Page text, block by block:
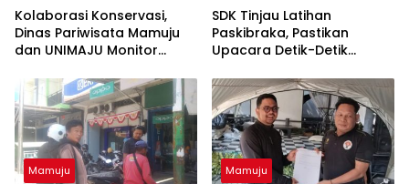
Kolaborasi Konservasi,
Dinas Pariwisata Mamuju
dan UNIMAJU Monitor
SDK Tinjau Latihan
Paskibraka, Pastikan
Upacara Detik-Detik
Khidmat
Mamuju Mamuju